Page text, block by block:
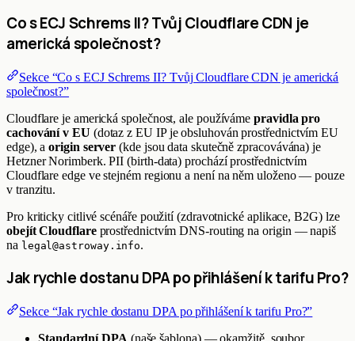
Co s ECJ Schrems II? Tvůj Cloudflare CDN je
americká společnost?
Sekce “Co s ECJ Schrems II? Tvůj Cloudflare CDN je americká
společnost?”
Cloudflare je americká společnost, ale používámepravidla pro
cachování v EU (dotaz z EU IP je obsluhován prostřednictvím EU
edge), aorigin server (kde jsou data skutečně zpracovávána) je
Hetzner Norimberk. PII (birth-data) prochází prostřednictvím
Cloudflare edge ve stejném regionu a není na něm uloženo — pouze
v tranzitu.
Pro kriticky citlivé scénáře použití (zdravotnické aplikace, B2G) lze
obejít Cloudflareprostřednictvím DNS-routing na origin — napiš
na legal@astroway.info.
Jak rychle dostanu DPA po přihlášení k tarifu Pro?
Sekce “Jak rychle dostanu DPA po přihlášení k tarifu Pro?”
Standardní DPA (naše šablona) — okamžitě, soubor